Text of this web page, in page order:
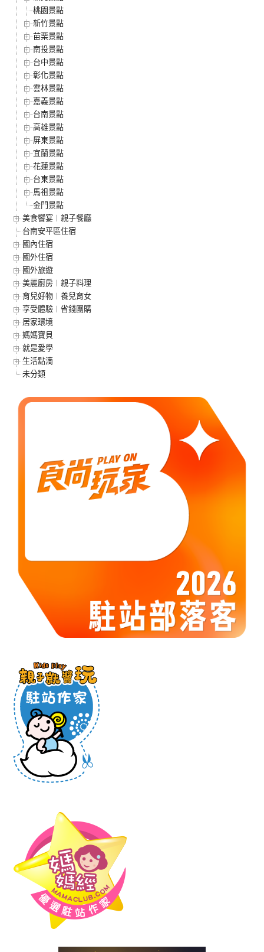
桃園景點
新竹景點
苗栗景點
南投景點
台中景點
彰化景點
雲林景點
嘉義景點
台南景點
高雄景點
屏東景點
宜蘭景點
花蓮景點
台東景點
馬祖景點
金門景點
美食饗宴︱親子餐廳
台南安平區住宿
國內住宿
國外住宿
國外旅遊
美麗廚房︱親子料理
育兒好物︱養兒育女
享受體驗︱省錢團購
居家環境
媽媽寶貝
就是愛學
生活點滴
未分類